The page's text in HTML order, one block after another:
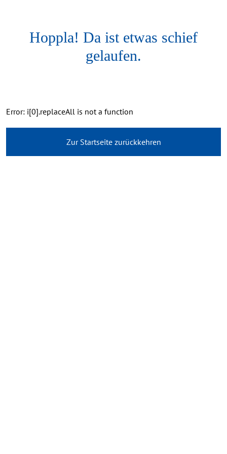
Hoppla! Da ist etwas schief
gelaufen.
Error: i[0].replaceAll is not a function
Zur Startseite zurückkehren